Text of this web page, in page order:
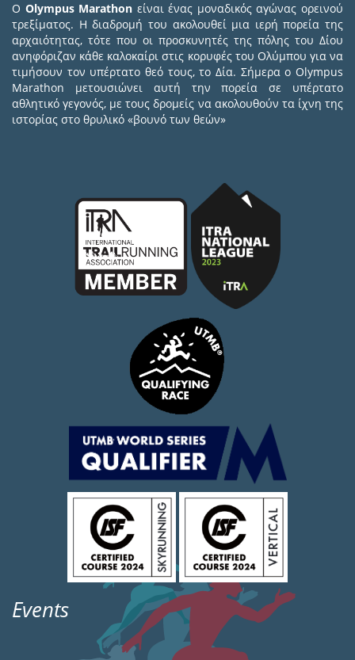
Ο Olympus Marathon είναι ένας μοναδικός αγώνας ορεινού
τρεξίματος. Η διαδρομή του ακολουθεί μια ιερή πορεία της
αρχαιότητας, τότε που οι προσκυνητές της πόλης του Δίου
ανηφόριζαν κάθε καλοκαίρι στις κορυφές του Ολύμπου για να
τιμήσουν τον υπέρτατο θεό τους, το Δία. Σήμερα ο Olympus
Marathon μετουσιώνει αυτή την πορεία σε υπέρτατο
αθλητικό γεγονός, με τους δρομείς να ακολουθούν τα ίχνη της
ιστορίας στο θρυλικό «βουνό των θεών»
Events